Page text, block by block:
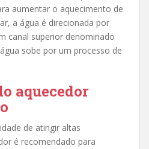
aumentar o aquecimento de
a água é direcionada por
canal superior denominado
sobe por um processo de
aquecedor
de atingir altas
é recomendado para